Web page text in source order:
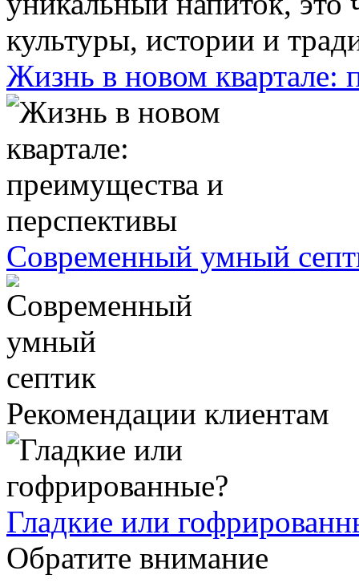
Жизнь в новом квартале:
Современный умный
Рекомендации клиентам
Гладкие или
Обратите внимание